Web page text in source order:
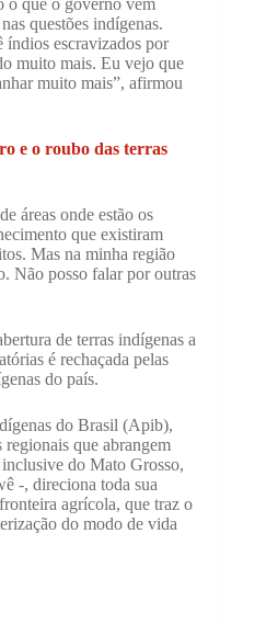
questões indígenas.
índios escravizados por
muito mais. Eu vejo que
muito mais”, afirmou
e o roubo das terras
áreas onde estão os
que existiram
Mas na minha região
Não posso falar por outras
de terras indígenas a
é rechaçada pelas
do país.
do Brasil (Apib),
regionais que abrangem
do Mato Grosso,
-, direciona toda sua
agrícola, que traz o
do modo de vida